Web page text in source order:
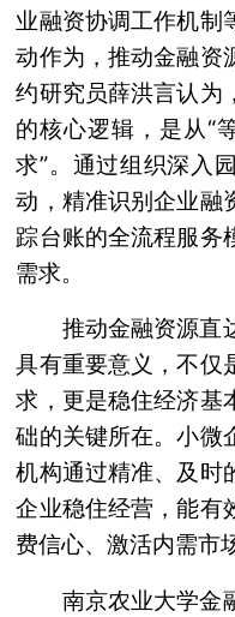
业融资协调工作机制
动作为，推动金融资
约研究员薛洪言认为
的核心逻辑，是从“
求”。通过组织深入
动，精准识别企业融
踪台账的全流程服务
需求。
推动金融资源直
具有重要意义，不仅
求，更是稳住经济基
础的关键所在。小微
机构通过精准、及时
企业稳住经营，能有
费信心、激活内需市
南京农业大学金